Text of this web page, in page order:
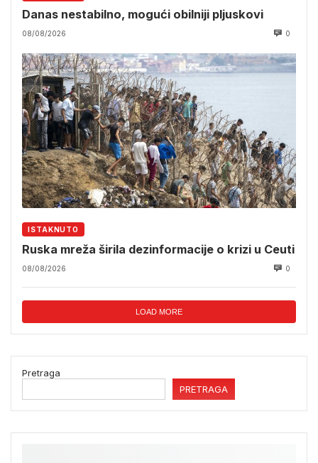
Danas nestabilno, mogući obilniji pljuskovi
08/08/2026 0
ISTAKNUTO
Ruska mreža širila dezinformacije o krizi u Ceuti
08/08/2026 0
LOAD MORE
Pretraga
PRETRAGA